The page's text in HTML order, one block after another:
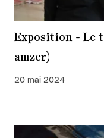
Exposition - Le
amzer)
20 mai 2024